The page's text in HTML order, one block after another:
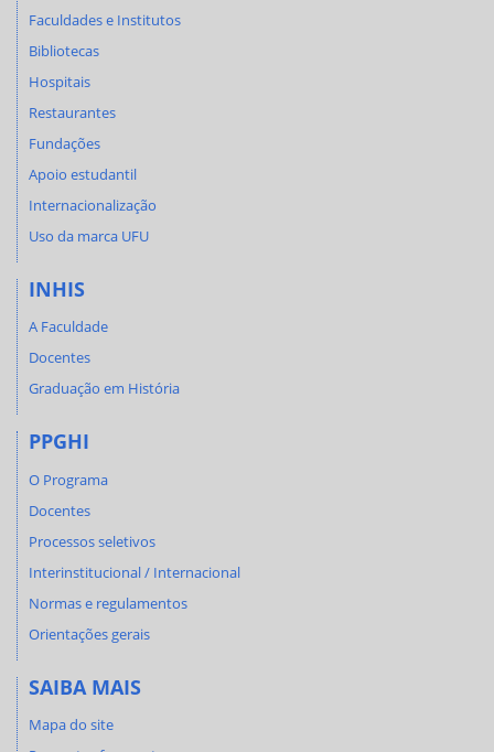
Faculdades e Institutos
Bibliotecas
Hospitais
Restaurantes
Fundações
Apoio estudantil
Internacionalização
Uso da marca UFU
INHIS
A Faculdade
Docentes
Graduação em História
PPGHI
O Programa
Docentes
Processos seletivos
Interinstitucional / Internacional
Normas e regulamentos
Orientações gerais
SAIBA MAIS
Mapa do site